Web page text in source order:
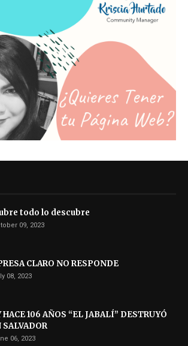
todo lo descubre
09, 2023
CLARO NO RESPONDE
08, 2023
HACE 106 AÑOS “EL JABALÍ” DESTRUYÓ
SALVADOR
06, 2023